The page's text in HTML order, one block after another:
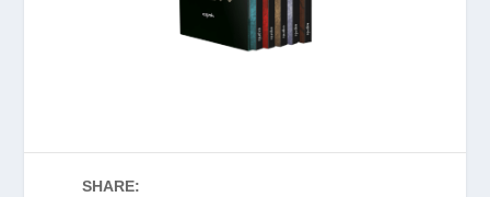
SHARE: